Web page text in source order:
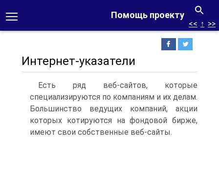
Помощь проекту
<< ↑ >>
Интернет-указатели
Есть ряд веб-сайтов, которые
специализируются по компаниям и их делам.
Большинство ведущих компаний, акции
которых котируются на фондовой бирже,
имеют свои собственные веб-сайты.